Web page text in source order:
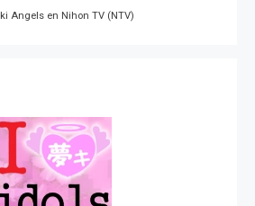
Angels en Nihon TV (NTV)